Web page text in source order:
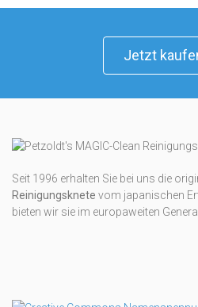
Jetzt
Seit 1996 erhalten Sie bei uns die
Reini­gungs­knete vom japanischen
bieten wir sie im europaweiten